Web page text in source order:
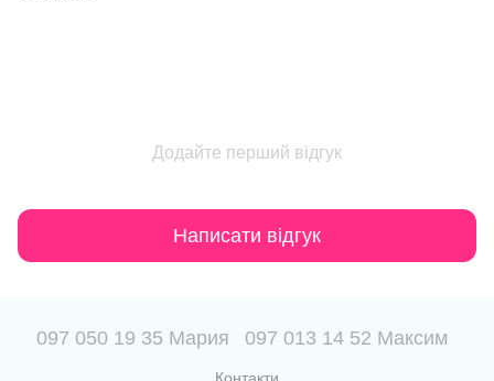
Додайте перший відгук
Написати відгук
097 050 19 35 Мария 097 013 14 52 Максим
Контакти